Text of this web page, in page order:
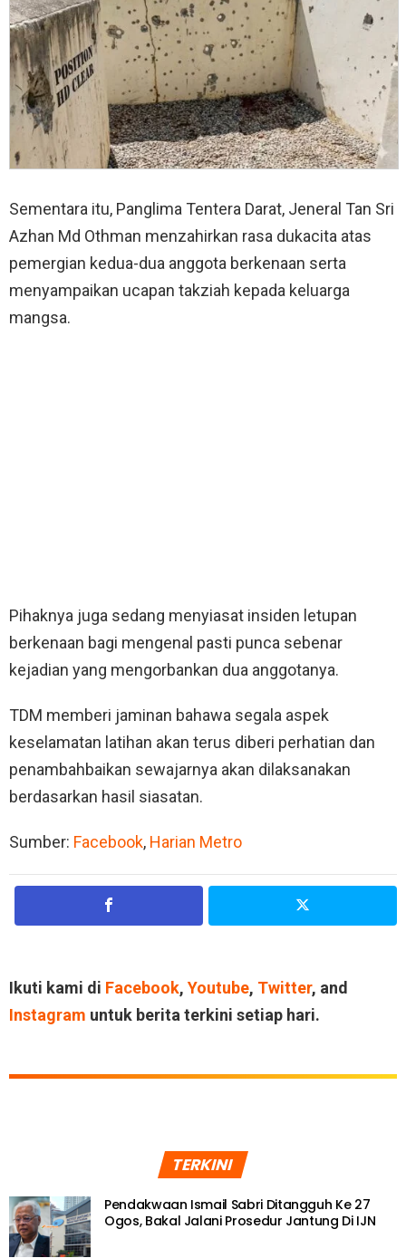
Sementara itu, Panglima Tentera Darat, Jeneral Tan Sri
Azhan Md Othman menzahirkan rasa dukacita atas
pemergian kedua-dua anggota berkenaan serta
menyampaikan ucapan takziah kepada keluarga
mangsa.
Pihaknya juga sedang menyiasat insiden letupan
berkenaan bagi mengenal pasti punca sebenar
kejadian yang mengorbankan dua anggotanya.
TDM memberi jaminan bahawa segala aspek
keselamatan latihan akan terus diberi perhatian dan
penambahbaikan sewajarnya akan dilaksanakan
berdasarkan hasil siasatan.
Sumber: Facebook, Harian Metro
Ikuti kami di Facebook, Youtube, Twitter, and
Instagram untuk berita terkini setiap hari.
TERKINI
Pendakwaan Ismail Sabri Ditangguh Ke 27
Ogos, Bakal Jalani Prosedur Jantung Di IJN